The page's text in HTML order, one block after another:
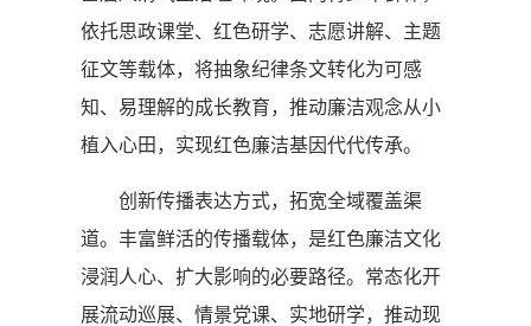
依托思政课堂、红色研学、志愿讲解、主题
征文等载体，将抽象纪律条文转化为可感
知、易理解的成长教育，推动廉洁观念从小
植入心田，实现红色廉洁基因代代传承。
创新传播表达方式，拓宽全域覆盖渠
道。丰富鲜活的传播载体，是红色廉洁文化
浸润人心、扩大影响的必要路径。常态化开
展流动巡展、情景党课、实地研学，推动现